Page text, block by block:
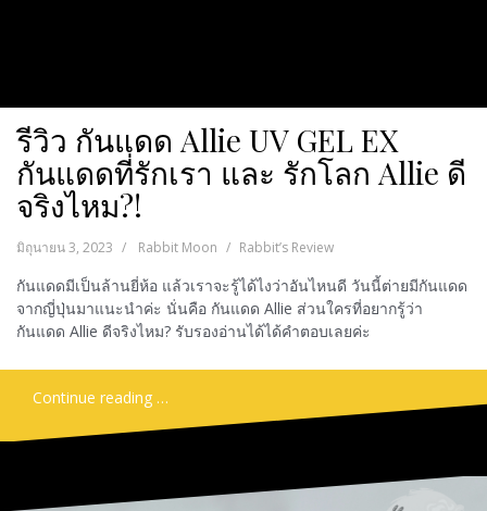
รีวิว กันแดด Allie UV GEL EX
กันแดดที่รักเรา และ รักโลก Allie ดี
จริงไหม?!
มิถุนายน 3, 2023 Rabbit Moon Rabbit’s Review
กันแดดมีเป็นล้านยี่ห้อ แล้วเราจะรู้ได้ไงว่าอันไหนดี วันนี้ต่ายมีกันแดด
จากญี่ปุ่นมาแนะนำค่ะ นั่นคือ กันแดด Allie ส่วนใครที่อยากรู้ว่า
กันแดด Allie ดีจริงไหม? รับรองอ่านได้ได้คำตอบเลยค่ะ
Continue reading …